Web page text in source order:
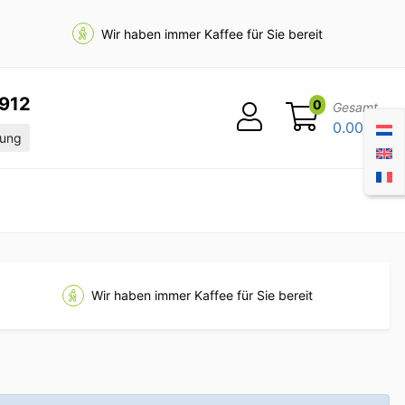
Wir haben immer Kaffee für Sie bereit
0 Gesamt
0.00
Wir haben immer Kaffee für Sie bereit